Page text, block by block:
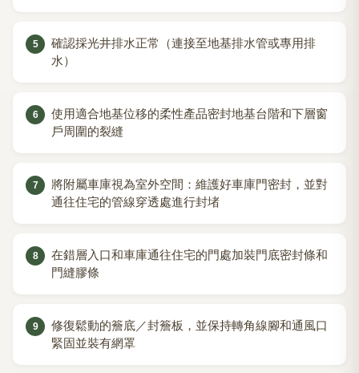
確認採光井排水正常（連接至地基排水管或專用排
水）
使用適合地基位移的柔性產品密封地基台階和下層窗
戶周圍的裂縫
將附屬車庫視為室外空間：維護好車庫門密封，並對
通往住宅的管線穿透處進行封堵
在錯層入口和車庫通往住宅的門處加裝門底密封條和
門縫膠條
修復鬆動的簷底／封簷板，並保持轉角線腳和通風口
緊固並裝有網罩